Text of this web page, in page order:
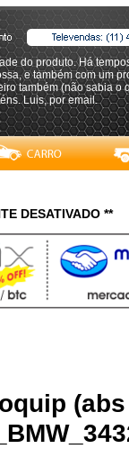
do produto. Há
e também com um
também (não sabia o
Luis, por email.
DESATIVADO **